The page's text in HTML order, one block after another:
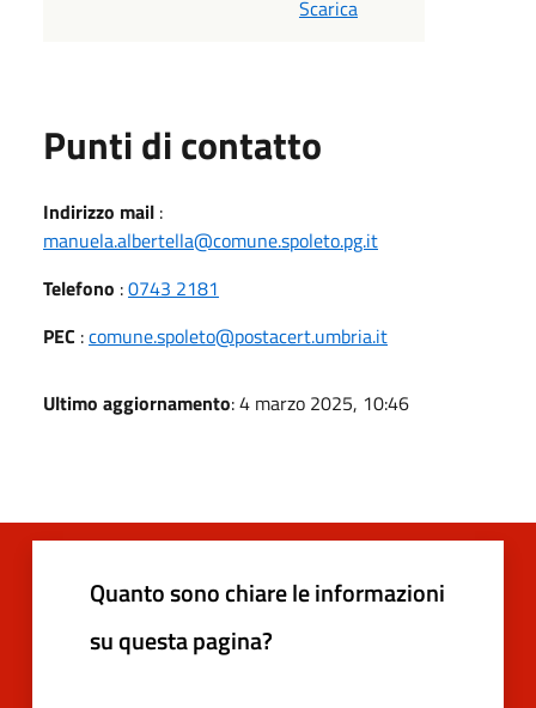
Scarica
Punti di contatto
Indirizzo mail :
manuela.albertella@comune.spoleto.pg.it
Telefono :0743 2181
PEC :comune.spoleto@postacert.umbria.it
Ultimo aggiornamento: 4 marzo 2025, 10:46
Quanto sono chiare le informazioni
su questa pagina?